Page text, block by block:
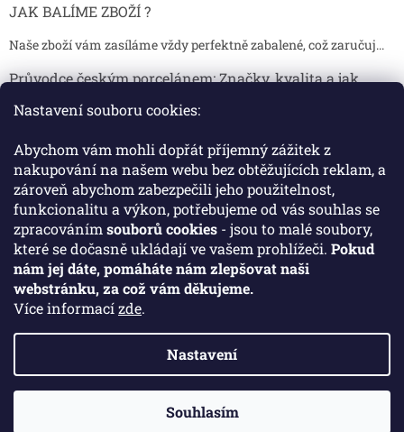
Nastavení souboru cookies:
Abychom vám mohli dopřát příjemný zážitek z
nakupování na našem webu bez obtěžujících reklam, a
zároveň abychom zabezpečili jeho použitelnost,
funkcionalitu a výkon, potřebujeme od vás souhlas se
zpracováním souborů cookies - jsou to malé soubory,
které se dočasně ukládají ve vašem prohlížeči. Pokud
nám jej dáte, pomáháte nám zlepšovat naši
webstránku, za což vám děkujeme.
Více informacízde.
Nastavení
Souhlasím
JAK BALÍME ZBOŽÍ ?
Naše zboží vám zasíláme vždy perfektně zabalené, což zaručuj...
Průvodce českým porcelánem: Značky, kvalita a jak
Jak skladovat broušené sklenice, aby se nepoškodily?
Broušené sklenice jsou symbolem elegance, tradice a luxusu. ...
Facebook
Vytvořil Shoptet
Crystal Porcelan. Všechna práva vyhrazena.